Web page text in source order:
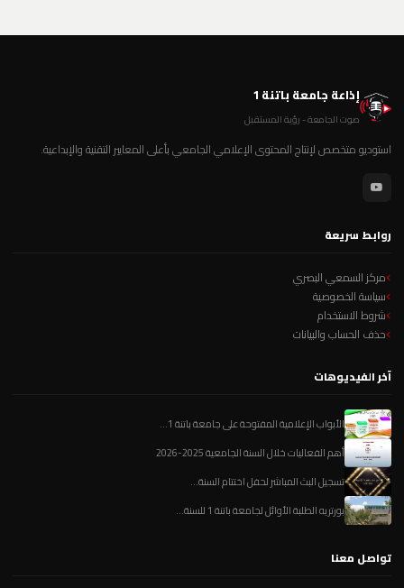
إذاعة جامعة باتنة 1
صوت الجامعة - رؤية المستقبل
استوديو متخصص لإنتاج المحتوى الإعلامي الجامعي بأعلى المعايير التقنية والإبداعية.
روابط سريعة
مركز السمعي البصري
سياسة الخصوصية
شروط الاستخدام
حذف الحساب والبيانات
آخر الفيديوهات
الأبواب الإعلامية المفتوحة على جامعة باتنة 1...
أهم الفعاليات خلال السنة الجامعية 2025-2026
تسجيل البث المباشر لحفل اختتام السنة...
بورتريه الطلبة الأوائل لجامعة باتنة 1 للسنة...
تواصل معنا